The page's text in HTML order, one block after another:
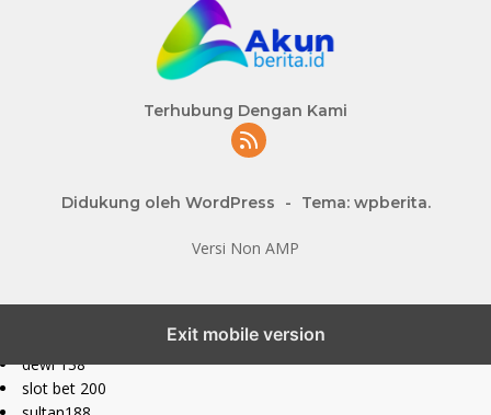
Terhubung Dengan Kami
Didukung oleh WordPress - Tema: wpberita.
Versi Non AMP
Exit mobile version
dewi 138
slot bet 200